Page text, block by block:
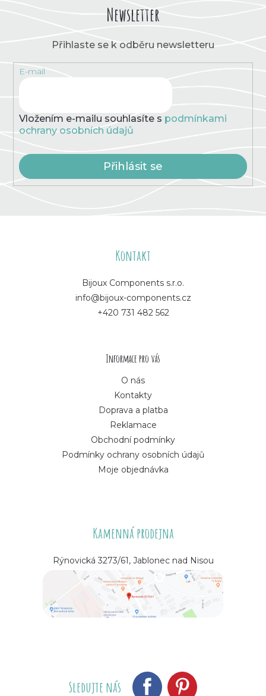
c
í
r
k
i
s
n
í
Newsletter
Přihlaste se k odběru newsletteru
E-mail
Vložením e-mailu souhlasíte s podmínkami
ochrany osobních údajů
Přihlásit se
Kontakt
Bijoux Components s.r.o.
info@bijoux-components.cz
+420 731 482 562
Informace pro vás
O nás
Kontakty
Doprava a platba
Reklamace
Obchodní podmínky
Podmínky ochrany osobních údajů
Moje objednávka
Kamenná prodejna
Rýnovická 3273/61, Jablonec nad Nisou
Sledujte nás